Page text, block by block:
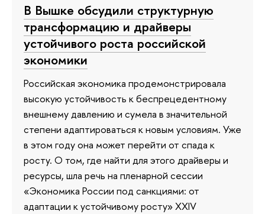
В Вышке обсудили структурную
трансформацию и драйверы
устойчивого роста российской
экономики
Российская экономика продемонстрировала
высокую устойчивость к беспрецедентному
внешнему давлению и сумела в значительной
степени адаптироваться к новым условиям. Уже
в этом году она может перейти от спада к
росту. О том, где найти для этого драйверы и
ресурсы, шла речь на пленарной сессии
«Экономика России под санкциями: от
адаптации к устойчивому росту» XXIV